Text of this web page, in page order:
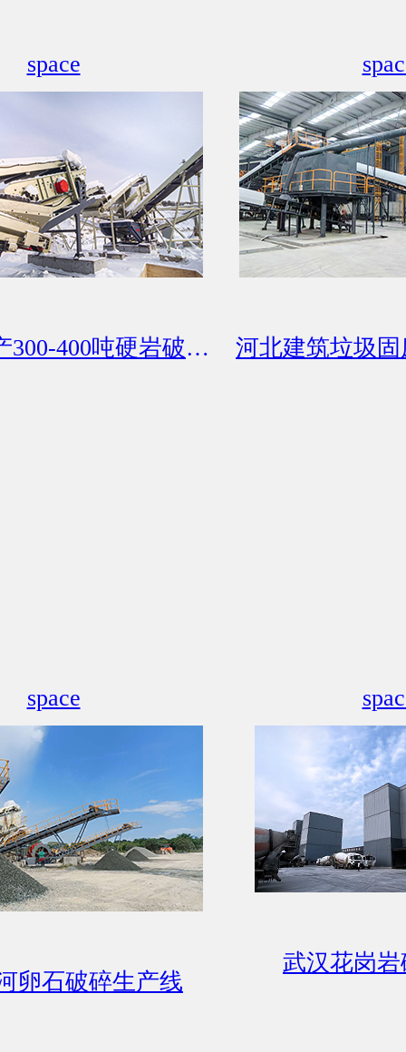
space
俄罗斯时产300-400吨硬岩破碎项目 河北建筑垃圾
space
卵石破碎生产线
武汉花岗